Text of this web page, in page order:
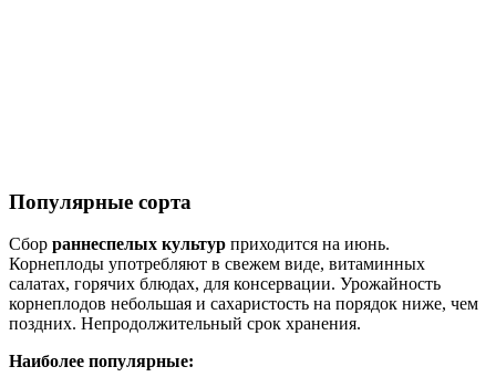
Популярные сорта
Сбор раннеспелых культур приходится на июнь.
Корнеплоды употребляют в свежем виде, витаминных
салатах, горячих блюдах, для консервации. Урожайность
корнеплодов небольшая и сахаристость на порядок ниже, чем
поздних. Непродолжительный срок хранения.
Наиболее популярные: